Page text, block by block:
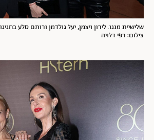
צילום: רפי דלויה